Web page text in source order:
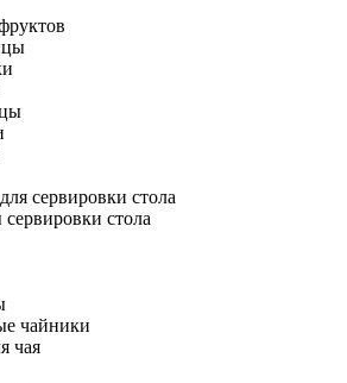
сервировки стола
стола
чайники
чая